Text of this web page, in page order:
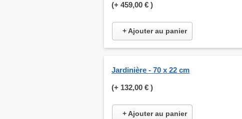
(+ 459,00 € )
+ Ajouter au panier
Jardinière - 70 x 22 cm
(+ 132,00 € )
+ Ajouter au panier